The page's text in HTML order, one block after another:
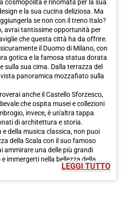
cosmopolita è rinomata per la sua
e la sua cucina deliziosa. Ma
se non con il treno Italo?
avrai tantissime opportunità per
che questa città ha da offrire.
il Duomo di Milano, con
gotica e la famosa statua dorata
sulla sua cima. Dalla terrazza del
panoramica mozzafiato sulla
anche il Castello Sforzesco,
che ospita musei e collezioni
invece, è un'altra tappa
di architettura e storia.
e della musica classica, non puoi
della Scala con il suo famoso
ammirare una delle più grandi
immergerti nella bellezza della
che sono solo alcune delle vie più
in un'esperienza di
LEGGI TUTTO